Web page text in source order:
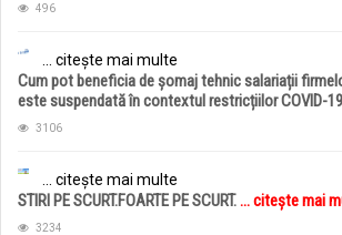
496
... citește mai multe
Cum pot beneficia de șomaj tehnic salariații
este suspendată în contextul restricțiilor COVID-19
3106
... citește mai multe
STIRI PE SCURT.FOARTE PE SCURT.... citește mai
3234